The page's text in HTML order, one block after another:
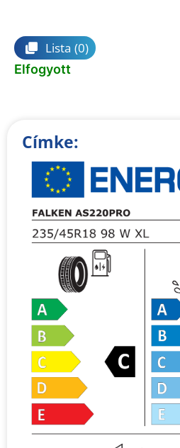
Lista (0)
Elfogyott
Címke: